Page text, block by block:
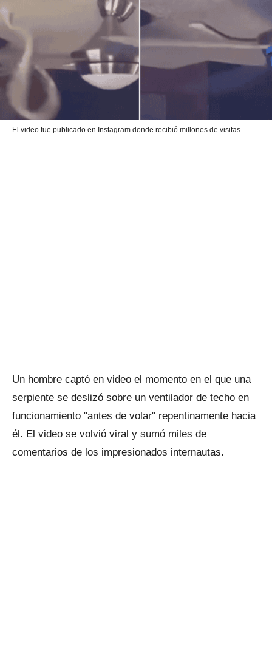
El video fue publicado en Instagram donde recibió millones de visitas.
Un hombre captó en video el momento en el que una
serpiente se deslizó sobre un ventilador de techo en
funcionamiento "antes de volar" repentinamente hacia
él. El video se volvió viral y sumó miles de
comentarios de los impresionados internautas.